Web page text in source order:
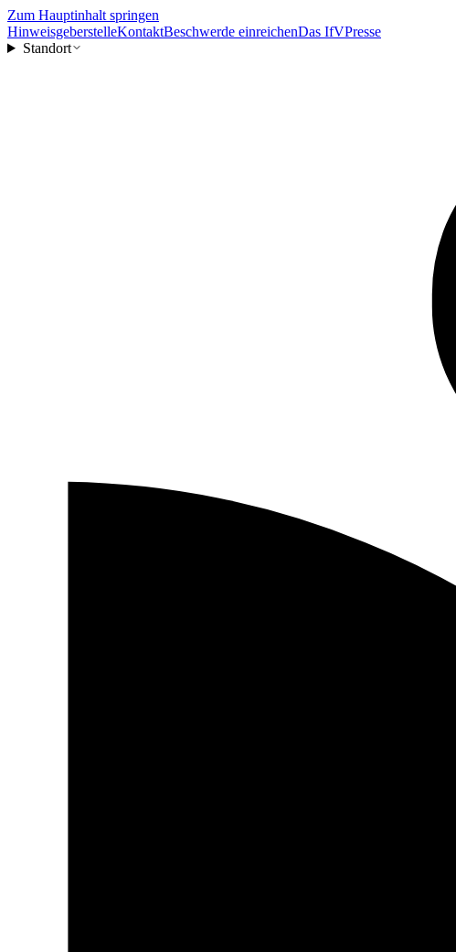
Zum Hauptinhalt springen
HinweisgeberstelleKontaktBeschwerde einreichenDas IfVPresse
Standort